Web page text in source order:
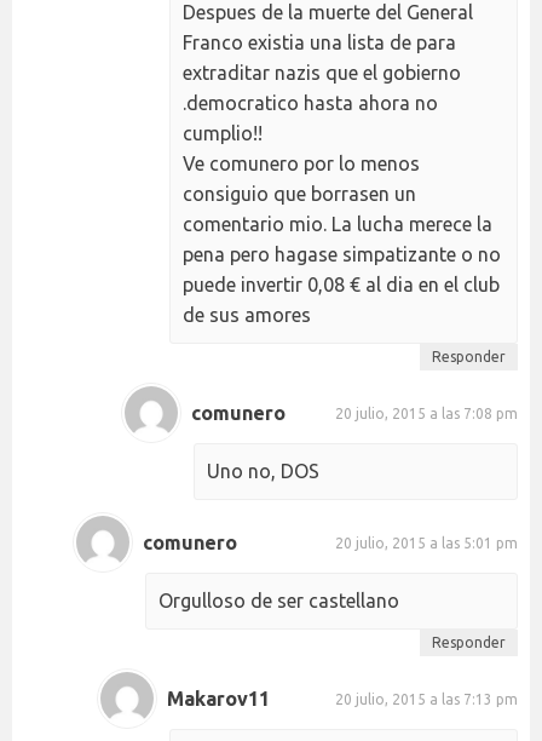
Despues de la muerte del General
Franco existia una lista de para
extraditar nazis que el gobierno
.democratico hasta ahora no
cumplio!!
Ve comunero por lo menos
consiguio que borrasen un
comentario mio. La lucha merece la
pena pero hagase simpatizante o no
puede invertir 0,08 € al dia en el club
de sus amores
Responder
comunero 20 julio, 2015 a las 7:08 pm
Uno no, DOS
comunero 20 julio, 2015 a las 5:01 pm
Orgulloso de ser castellano
Responder
Makarov11 20 julio, 2015 a las 7:13 pm